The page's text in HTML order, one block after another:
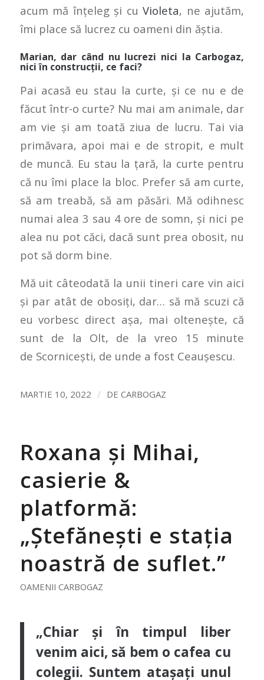
acum mă înțeleg și cuVioleta, ne ajutăm,
îmi place să lucrez cu oameni din ăștia.
Marian, dar când nu lucrezi nici la Carbogaz,
nici în construcții, ce faci?
Pai acasă eu stau la curte, și ce nu e de
făcut într-o curte? Nu mai am animale, dar
am vie și am toată ziua de lucru. Tai via
primăvara, apoi mai e de stropit, e mult
de muncă. Eu stau la țară, la curte pentru
că nu îmi place la bloc. Prefer să am curte,
să am treabă, să am păsări. Mă odihnesc
numai alea 3 sau 4 ore de somn, și nici pe
alea nu pot căci, dacă sunt prea obosit, nu
pot să dorm bine.
Mă uit câteodată la unii tineri care vin aici
și par atât de obosiți, dar… să mă scuzi că
eu vorbesc direct așa, mai oltenește, că
sunt de la Olt, de la vreo 15 minute
de Scornicești, de unde a fost Ceaușescu.
MARTIE 10, 2022 / DE CARBOGAZ
Roxana și Mihai,
casierie &
platformă:
„Ștefănești e stația
noastră de suflet.”
OAMENII CARBOGAZ
„Chiar și în timpul liber
venim aici, să bem o cafea cu
colegii. Suntem atașați unul